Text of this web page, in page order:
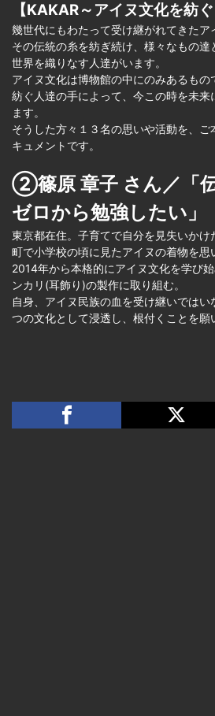
【KAKAR～アイヌ文化を紡ぐ
幾世代にもわたって受け継がれてきたア
その伝統の糸を紡ぎ続け、様々なもの達
世界を織りなす人達がいます。
アイヌ文化は博物館の中にのみあるもの
紡ぐ人達の手によって、今この時を未
ます。
そうした方々１３名の思いや活動を、ご
キュメントです。
②篠原 章子 さん／「
ゼロから勉強したい」
東京都在住。子育てで自分を見失いか
町で小学校の頃に見たアイヌの着物を思
2014年から本格的にアイヌ文化を学び
ンカリ(耳飾り)の製作に取り組む。
自身、アイヌ民族の血を受け継いでは
つの文化として浸透し、根付くことを願